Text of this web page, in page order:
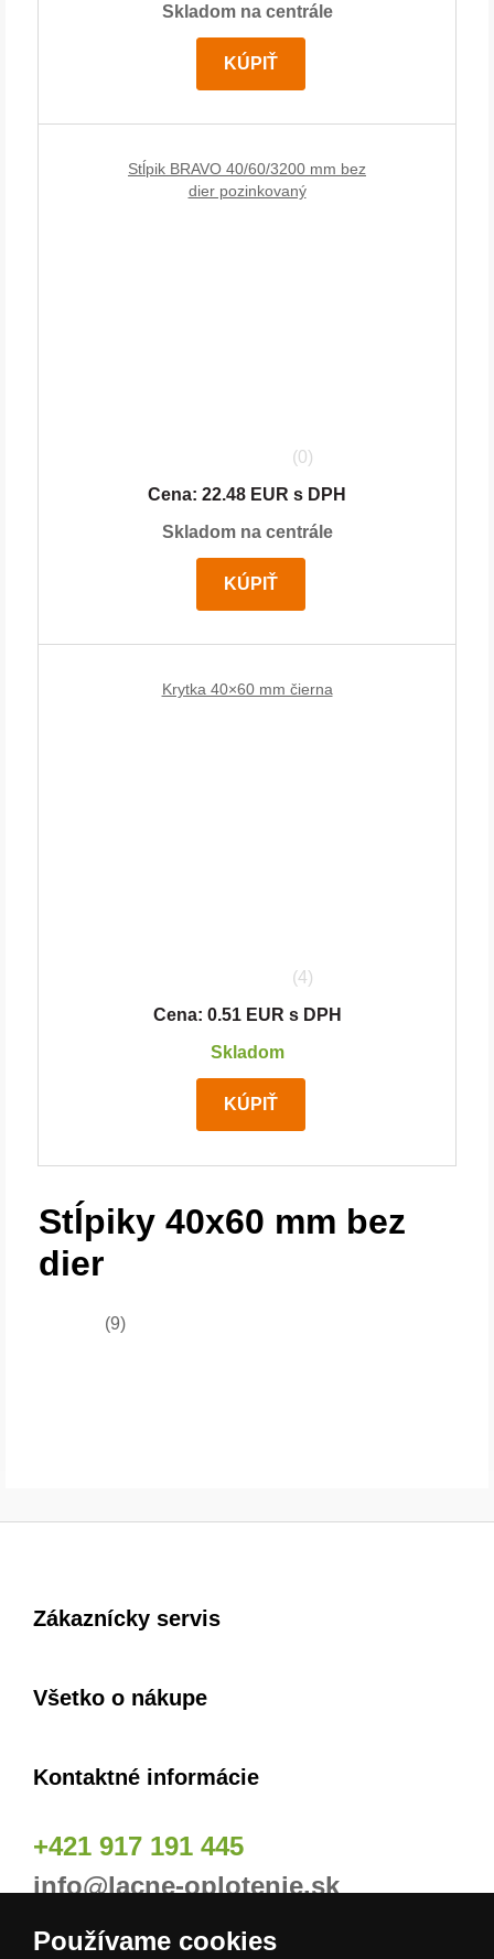
Skladom na centrále
KÚPIŤ
Stĺpik BRAVO 40/60/3200 mm bez
dier pozinkovaný
(0)
Cena: 22.48 EUR s DPH
Skladom na centrále
KÚPIŤ
Krytka 40×60 mm čierna
(4)
Cena: 0.51 EUR s DPH
Skladom
KÚPIŤ
Stĺpiky 40x60 mm bez
dier
(9)
Zákaznícky servis
Všetko o nákupe
Kontaktné informácie
+421 917 191 445
info@lacne-oplotenie.sk
Naše odberné miesta
Používame cookies